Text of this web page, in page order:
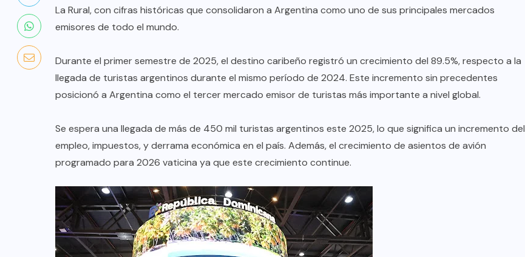
La Rural, con cifras históricas que consolidaron a Argentina como uno de sus principales mercados
emisores de todo el mundo.
Durante el primer semestre de 2025, el destino caribeño registró un crecimiento del 89.5%, respecto a la
llegada de turistas argentinos durante el mismo período de 2024. Este incremento sin precedentes
posicionó a Argentina como el tercer mercado emisor de turistas más importante a nivel global.
Se espera una llegada de más de 450 mil turistas argentinos este 2025, lo que significa un incremento del
empleo, impuestos, y derrama económica en el país. Además, el crecimiento de asientos de avión
programado para 2026 vaticina ya que este crecimiento continue.